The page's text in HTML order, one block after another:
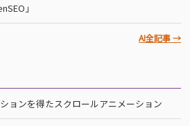
」
AI全記事 →
ョンを得たスクロールアニメーション